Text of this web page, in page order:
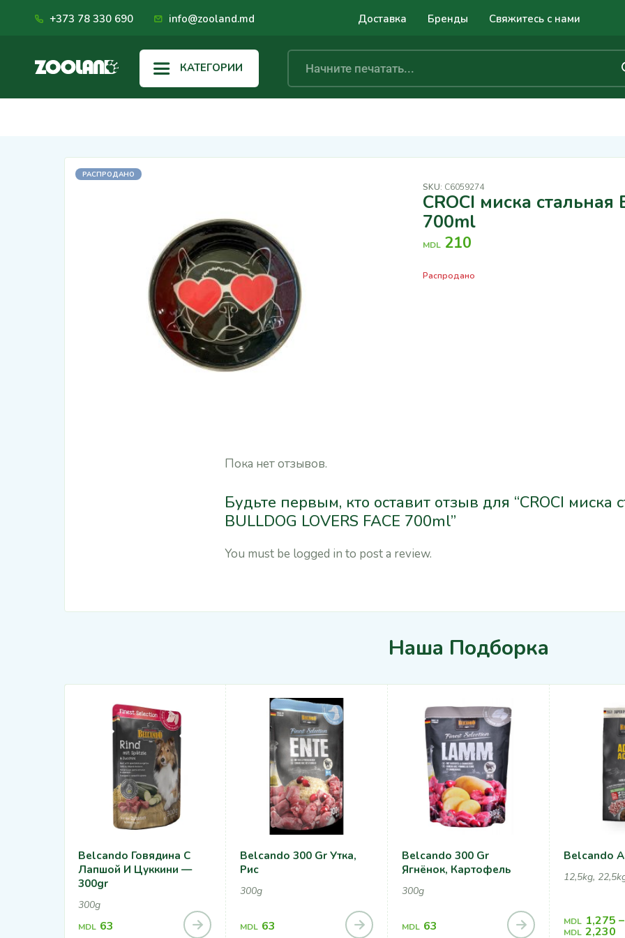
+373 78 330 690 info@zooland.md Доставка Бренды Свяжитесь с нами
КАТЕГОРИИ
РАСПРОДАНО
SKU: C6059274
CROCI миска стальная
700ml
MDL 210
Распродано
Пока нет отзывов.
Будьте первым, кто оставит отзыв для “CROCI миска
BULLDOG LOVERS FACE 700ml”
You must be logged in to post a review.
Наша Подборка
Belcando Говядина С
Лапшой И Цуккини —
300gr
300g
MDL 63
Belcando 300 Gr Утка,
Рис
300g
MDL 63
Belcando 300 Gr
Ягнёнок, Картофель
300g
MDL 63
Belcando
12,5kg,
MDL 1,275 –
MDL 2,230